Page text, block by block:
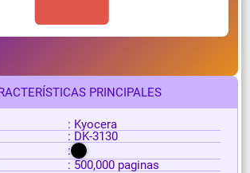
PRINCIPALES
: Kyocera
: DK-3130
:
: 500,000 paginas